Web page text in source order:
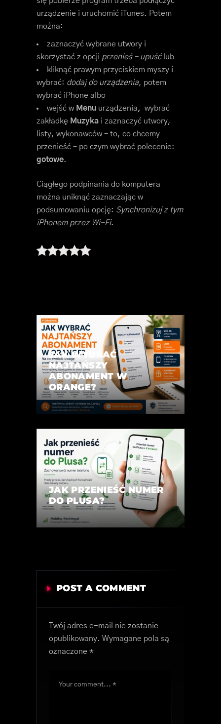
urządzenie i uruchomić iTunes. Potem
można:
zaznaczyć wybrane utwory i
skorzystać z opcji przenieś – upuść lub
kliknąć prawym przyciskiem myszy i
wybrać: dodaj do urządzenia, potem
wybrać iPhone albo
wejść w Menu urządzenia, wybrać
zakładkę Muzyka i zaznaczyć utwory,
listy, wykonawców – to, co chcemy
przenieść – po czym wybrać polecenie:
gotowe.
Ciągłego podpinania do komputera
można uniknąć zaznaczając w
podsumowaniu opcję: Synchronizuj z tym
iPhonem przez Wi-Fi.
JAK WYBRAĆ
NAJTAŃSZY
ABONAMENT W
ORANGE?
JAK PRZENIEŚĆ NUMER
DO PLUSA?
POST A COMMENT
Twój adres e-mail nie zostanie
opublikowany. Wymagane pola są
oznaczone *